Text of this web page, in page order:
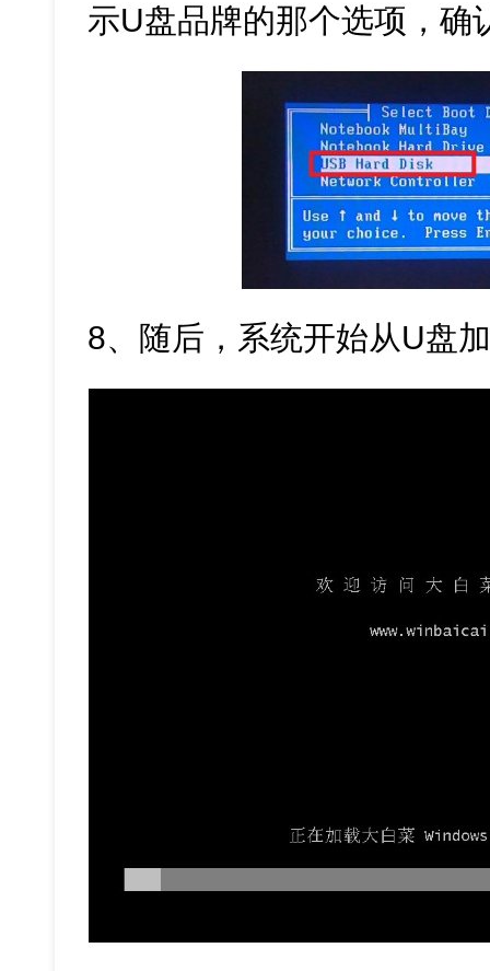
示U盘品牌的那个选项，确
8、随后，系统开始从U盘